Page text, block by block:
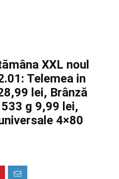
XXL noul
Telemea in
lei, Brânză
g 9,99 lei,
4×80